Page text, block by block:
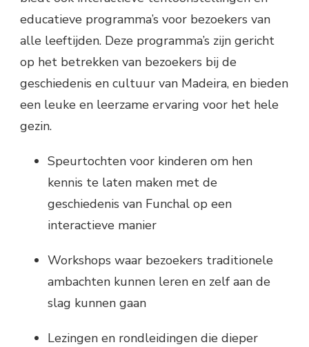
educatieve programma’s voor bezoekers van
alle leeftijden. Deze programma’s zijn gericht
op het betrekken van bezoekers bij de
geschiedenis en cultuur van Madeira, en bieden
een leuke en leerzame ervaring voor het hele
gezin.
Speurtochten voor kinderen om hen
kennis te laten maken met de
geschiedenis van Funchal op een
interactieve manier
Workshops waar bezoekers traditionele
ambachten kunnen leren en zelf aan de
slag kunnen gaan
Lezingen en rondleidingen die dieper